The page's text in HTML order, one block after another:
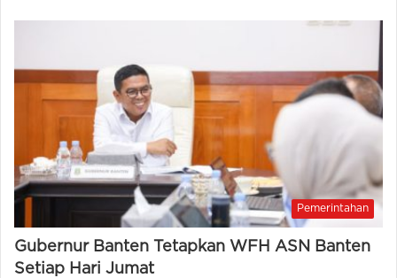
Pemerintahan
Gubernur Banten Tetapkan WFH ASN Banten
Setiap Hari Jumat